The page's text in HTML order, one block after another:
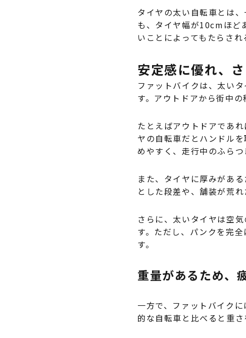
タイヤの太い自転車とは
も、タイヤ幅が10cmほど
いことによってもたらされ
安定感に優れ、
ファットバイクは、太い
す。アウトドアから街中
たとえばアウトドアであ
ヤの自転車だとハンドル
めやすく、走行中のふらつ
また、タイヤに厚みがあ
とした段差や、舗装が荒
さらに、太いタイヤは空
す。ただし、パンクを完
す。
重量があるため、
一方で、ファットバイク
的な自転車と比べると重さ